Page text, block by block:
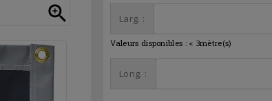
 Larg. :
Valeurs disponibles : < 3mètre(s)
Long. :